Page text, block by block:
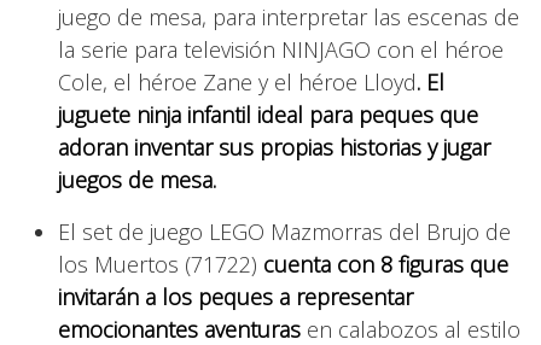
juego de mesa, para interpretar las escenas de
la serie para televisión NINJAGO con el héroe
Cole, el héroe Zane y el héroe Lloyd. El
juguete ninja infantil ideal para peques que
adoran inventar sus propias historias y jugar
juegos de mesa.
El set de juego LEGO Mazmorras del Brujo de
los Muertos (71722) cuenta con 8 figuras que
invitarán a los peques a representar
emocionantes aventuras en calabozos al estilo